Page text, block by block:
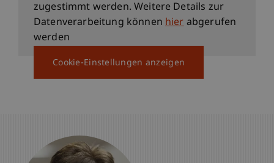
zugestimmt werden. Weitere Details zur
Datenverarbeitung könnenhierabgerufen
werden
Cookie-Einstellungen anzeigen